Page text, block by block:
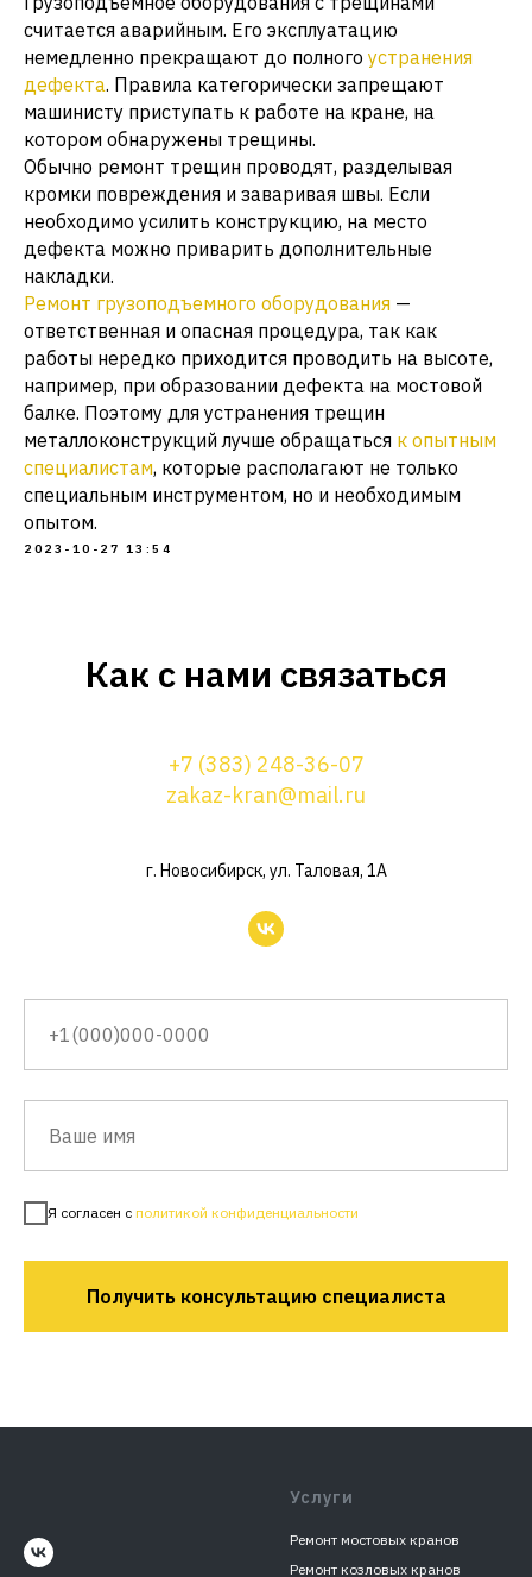
считается аварийным. Его эксплуатацию
немедленно прекращают до полного устранения
дефекта. Правила категорически запрещают
машинисту приступать к работе на кране, на
котором обнаружены трещины.
Обычно ремонт трещин проводят, разделывая
кромки повреждения и заваривая швы. Если
необходимо усилить конструкцию, на место
дефекта можно приварить дополнительные
накладки.
Ремонт грузоподъемного оборудования —
ответственная и опасная процедура, так как
работы нередко приходится проводить на высоте,
например, при образовании дефекта на мостовой
балке. Поэтому для устранения трещин
металлоконструкций лучше обращаться к опытным
специалистам, которые располагают не только
специальным инструментом, но и необходимым
опытом.
2023-10-27 13:54
Как с нами связаться
+7 (383) 248-36-07
zakaz-kran@mail.ru
г. Новосибирск, ул. Таловая, 1А
Я согласен с политикой конфиденциальности
Получить консультацию специалиста
Услуги
Ремонт мостовых кранов
Ремонт козловых кранов